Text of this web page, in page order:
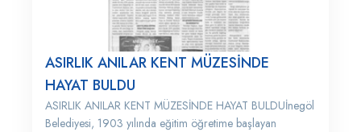
ASIRLIK ANILAR KENT MÜZESİNDE
HAYAT BULDU
ASIRLIK ANILAR KENT MÜZESİNDE HAYAT BULDUİnegöl
Belediyesi, 1903 yılında eğitim öğretime başlayan